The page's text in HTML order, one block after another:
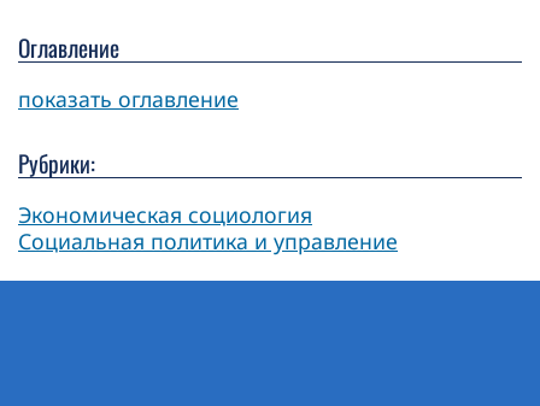
Оглавление
показать оглавление
Рубрики:
Экономическая социология
Социальная политика и управление